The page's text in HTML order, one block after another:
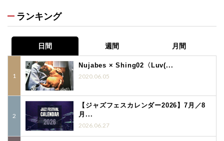
ランキング
日間 週間 月間
Nujabes × Shing02〈Luv(...
2020.06.05
【ジャズフェスカレンダー2026】7月／8
月...
2026.06.27